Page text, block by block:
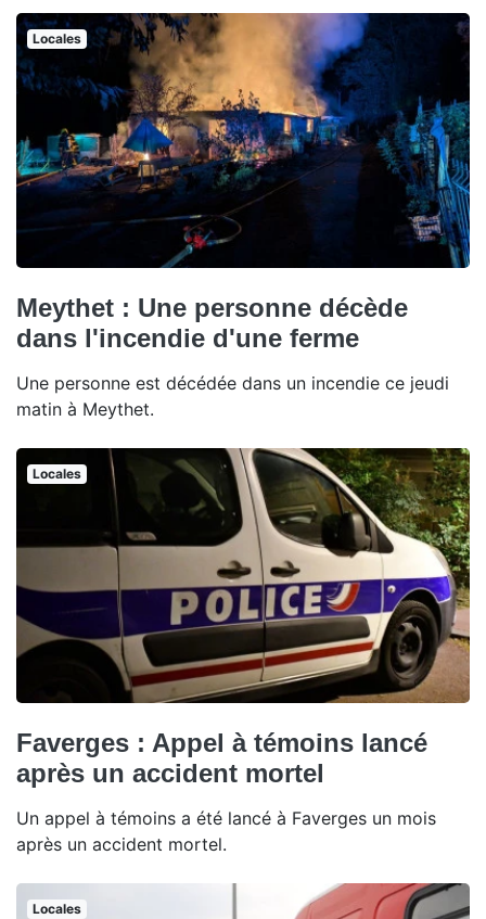
Locales
Meythet : Une personne décède
dans l'incendie d'une ferme
Une personne est décédée dans un incendie ce jeudi
matin à Meythet.
Locales
Faverges : Appel à témoins lancé
après un accident mortel
Un appel à témoins a été lancé à Faverges un mois
après un accident mortel.
Locales